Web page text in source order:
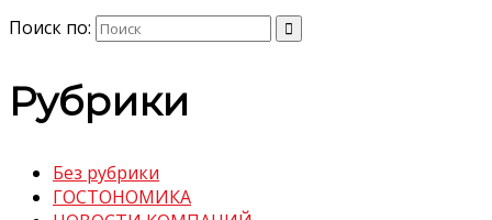
Поиск по:
Рубрики
Без рубрики
ГОСТОНОМИКА